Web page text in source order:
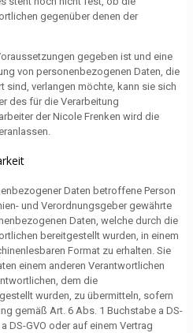
gegenüber denen der
gegeben ist und eine
von personenbezogenen Daten, die
sind, verlangen möchte, kann sie sich
des für die Verarbeitung
der Nicole Frenken wird die
Daten betroffene Person
und Verordnungsgeber gewährte
Daten, welche durch die
bereitgestellt wurden, in einem
Format zu erhalten. Sie
einem anderen Verantwortlichen
dem die
wurden, zu übermitteln, sofern
gemäß Art. 6 Abs. 1 Buchstabe a DS-
DS-GVO oder auf einem Vertrag